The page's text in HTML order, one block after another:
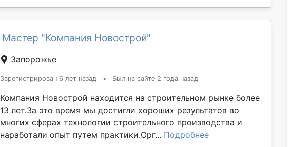
Мастер "Компания Новострой"
Запорожье
Зарегистрирован 6 лет назад • Был на сайте 2 года назад
Компания Новострой находится на строительном рынке более
13 лет.За это время мы достигли хороших результатов во
многих сферах технологии строительного производства и
наработали опыт путем практики.Орг... Подробнее